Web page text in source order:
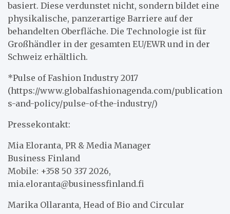
basiert. Diese verdunstet nicht, sondern bildet eine
physikalische, panzerartige Barriere auf der
behandelten Oberfläche. Die Technologie ist für
Großhändler in der gesamten EU/EWR und in der
Schweiz erhältlich.
*Pulse of Fashion Industry 2017
(https://www.globalfashionagenda.com/publication
s-and-policy/pulse-of-the-industry/)
Pressekontakt:
Mia Eloranta, PR & Media Manager
Business Finland
Mobile: +358 50 337 2026,
mia.eloranta@businessfinland.fi
Marika Ollaranta, Head of Bio and Circular